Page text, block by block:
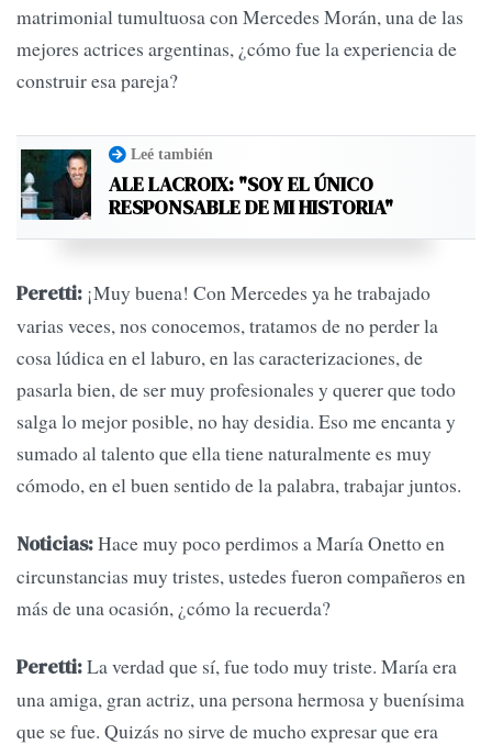
matrimonial tumultuosa con Mercedes Morán, una de las
mejores actrices argentinas, ¿cómo fue la experiencia de
construir esa pareja?
Leé también
ALE LACROIX: "SOY EL ÚNICO
RESPONSABLE DE MI HISTORIA"
Peretti: ¡Muy buena! Con Mercedes ya he trabajado
varias veces, nos conocemos, tratamos de no perder la
cosa lúdica en el laburo, en las caracterizaciones, de
pasarla bien, de ser muy profesionales y querer que todo
salga lo mejor posible, no hay desidia. Eso me encanta y
sumado al talento que ella tiene naturalmente es muy
cómodo, en el buen sentido de la palabra, trabajar juntos.
Noticias:Hace muy poco perdimos a María Onetto en
circunstancias muy tristes, ustedes fueron compañeros en
más de una ocasión, ¿cómo la recuerda?
Peretti:La verdad que sí, fue todo muy triste. María era
una amiga, gran actriz, una persona hermosa y buenísima
que se fue. Quizás no sirve de mucho expresar que era